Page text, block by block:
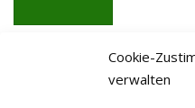
Cookie-
verwalten
4:1
27.12.2018